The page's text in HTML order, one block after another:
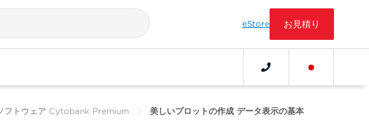
eStore お見積り
フトウェア Cytobank Premium 美しいプロットの作成 データ表示の基本